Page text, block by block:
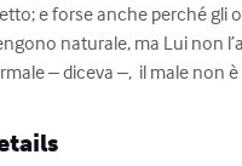
e forse anche perché gli
naturale, ma Lui non
– diceva –,  il male non